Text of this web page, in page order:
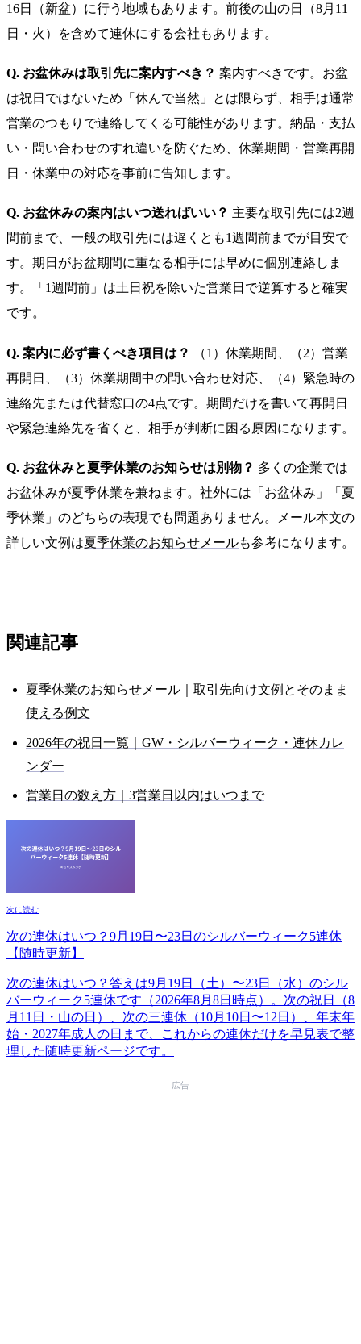
16日（新盆）に行う地域もあります。前後の山の日（8月11
日・火）を含めて連休にする会社もあります。
Q. お盆休みは取引先に案内すべき？ 案内すべきです。お盆
は祝日ではないため「休んで当然」とは限らず、相手は通常
営業のつもりで連絡してくる可能性があります。納品・支払
い・問い合わせのすれ違いを防ぐため、休業期間・営業再開
日・休業中の対応を事前に告知します。
Q. お盆休みの案内はいつ送ればいい？ 主要な取引先には2週
間前まで、一般の取引先には遅くとも1週間前までが目安で
す。期日がお盆期間に重なる相手には早めに個別連絡しま
す。「1週間前」は土日祝を除いた営業日で逆算すると確実
です。
Q. 案内に必ず書くべき項目は？
（1）休業期間、（2）営業
再開日、（3）休業期間中の問い合わせ対応、（4）緊急時の
連絡先または代替窓口の4点です。期間だけを書いて再開日
や緊急連絡先を省くと、相手が判断に困る原因になります。
Q. お盆休みと夏季休業のお知らせは別物？ 多くの企業では
お盆休みが夏季休業を兼ねます。社外には「お盆休み」「夏
季休業」のどちらの表現でも問題ありません。メール本文の
詳しい文例は夏季休業のお知らせメールも参考になります。
関連記事
夏季休業のお知らせメール｜取引先向け文例とそのまま
使える例文
2026年の祝日一覧｜GW・シルバーウィーク・連休カレ
ンダー
営業日の数え方｜3営業日以内はいつまで
次に読む
次の連休はいつ？9月19日〜23日のシルバーウィーク5連休
【随時更新】
次の連休はいつ？答えは9月19日（土）〜23日（水）のシル
バーウィーク5連休です（2026年8月8日時点）。次の祝日（8
月11日・山の日）、次の三連休（10月10日〜12日）、年末年
始・2027年成人の日まで、これからの連休だけを早見表で整
理した随時更新ページです。
広告